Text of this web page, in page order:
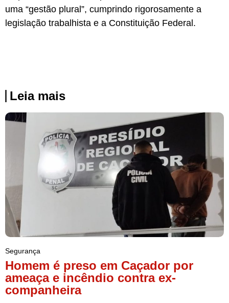
uma “gestão plural”, cumprindo rigorosamente a
legislação trabalhista e a Constituição Federal.
Leia mais
Segurança
Homem é preso em Caçador por
ameaça e incêndio contra ex-
companheira